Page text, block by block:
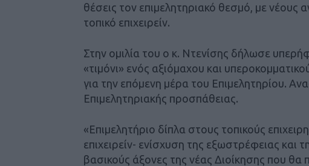
θέσεις τον επιμελητηριακό θεσμό, με νέους
τοπικό επιχειρείν.
Στην ομιλία του ο κ. Ντενίσης δήλωσε
«τιμόνι» ενός αξιόμαχου και
για την επόμενη μέρα του Επιμελητηρίου.
Επιμελητηριακής προσπάθειας.
«Επιμελητήριο δίπλα στους τοπικούς
επιχειρείν- ενίσχυση της εξωστρέφειας και
βασικούς άξονες της νέας Διοίκησης που θα